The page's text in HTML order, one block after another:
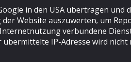
in den USA übertragen
Website auszuwerten, um
verbundene
IP-Adresse wird